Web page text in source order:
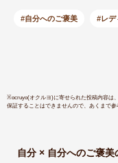
#自分へのご褒美 #レデ
※ocruyo(オクルヨ)に寄せられた投稿内容は
保証することはできませんので、あくまで参
自分 × 自分へのご褒美